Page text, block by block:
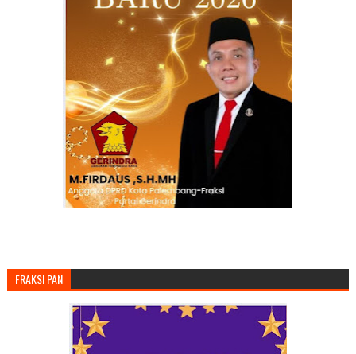
FRAKSI PAN